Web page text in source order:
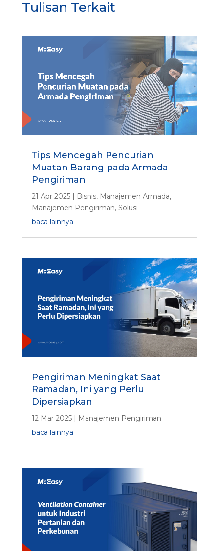
s
Tulisan Terkait
Tips Mencegah Pencurian
Muatan Barang pada Armada
Pengiriman
21 Apr 2025| Bisnis, Manajemen Armada,
Manajemen Pengiriman, Solusi
baca lainnya
Pengiriman Meningkat Saat
Ramadan, Ini yang Perlu
Dipersiapkan
12 Mar 2025| Manajemen Pengiriman
baca lainnya